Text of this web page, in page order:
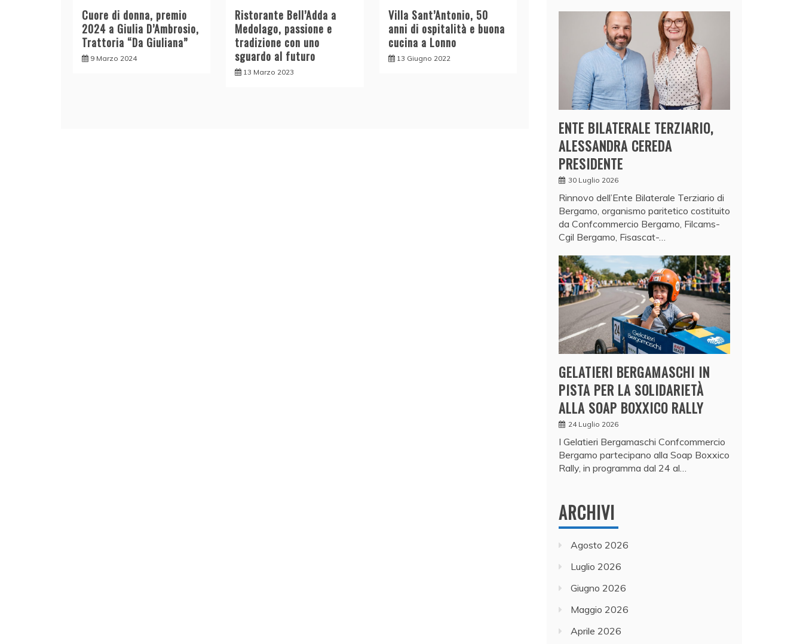
Cuore di donna, premio
2024 a Giulia D’Ambrosio,
Trattoria “Da Giuliana”
9 Marzo 2024
Ristorante Bell’Adda a
Medolago, passione e
tradizione con uno
sguardo al futuro
13 Marzo 2023
Villa Sant’Antonio, 50
anni di ospitalità e buona
cucina a Lonno
13 Giugno 2022
ENTE BILATERALE TERZIARIO,
ALESSANDRA CEREDA
PRESIDENTE
30 Luglio 2026
Rinnovo dell’Ente Bilaterale Terziario di
Bergamo, organismo paritetico costituito
da Confcommercio Bergamo, Filcams-
Cgil Bergamo, Fisascat-…
GELATIERI BERGAMASCHI IN
PISTA PER LA SOLIDARIETÀ
ALLA SOAP BOXXICO RALLY
24 Luglio 2026
I Gelatieri Bergamaschi Confcommercio
Bergamo partecipano alla Soap Boxxico
Rally, in programma dal 24 al…
ARCHIVI
Agosto 2026
Luglio 2026
Giugno 2026
Maggio 2026
Aprile 2026